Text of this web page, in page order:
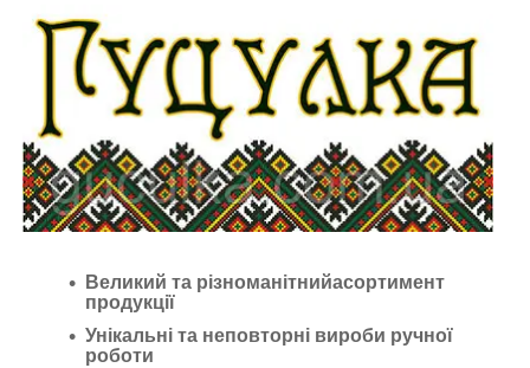
Великий та різноманітнийасортимент
продукції
Унікальні та неповторні вироби ручної
роботи